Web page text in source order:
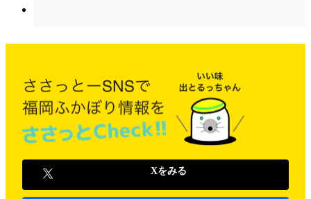
Xをみる